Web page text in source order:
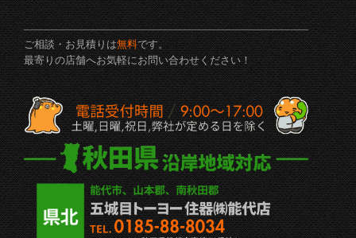
ご相談・お見積りは無料です。
最寄りの店舗へお気軽にお問い合わせください！